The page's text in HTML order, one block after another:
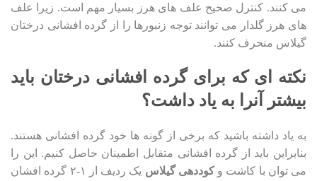
می کنند. کنترل صحیح علف های هرز بسیار مهم است. زیرا علف
های هرز گلدار می توانند توجه زنبورها را از گرده افشانی درختان
گیلاس منحرف کنند.
نکته ای که برای گرده افشانی درختان باید
بیشتر آنرا به یاد داشت؟
به یاد داشته باشید که برخی از گونه ها خود گرده افشانی هستند.
بنابراین باید از گرده افشانی متقابل اطمینان حاصل کنیم. این را
می توان با کاشت وکوددهی گیلاس
یک ردیف از ۱-۲ گرده افشان